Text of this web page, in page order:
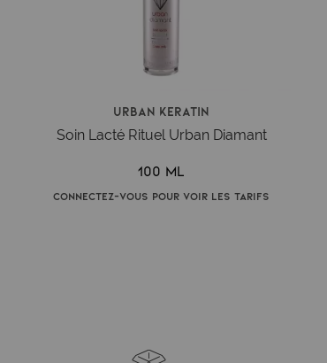
Urban Keratin
Soin Lacté Rituel Urban Diamant
100 ml
Connectez-vous pour voir les tarifs